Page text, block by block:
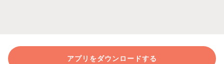
アプリをダウンロードする